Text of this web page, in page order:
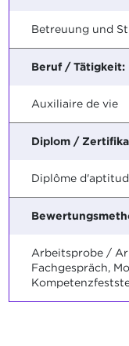
Betreuung und
Beruf / Tätigkeit:
Auxiliaire de vie
Diplom /
Diplôme
Arbeitsprobe /
Fachgespräch,